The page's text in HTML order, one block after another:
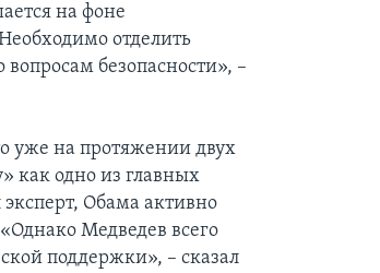
на фоне
отделить
вопросам безопасности», –
уже на протяжении двух
как одно из главных
Обама активно
Медведев всего
поддержки», – сказал